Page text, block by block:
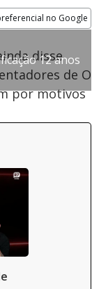
no Google
12 anos
disse
de O
por motivos